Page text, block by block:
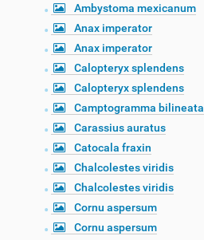
Ambystoma mexicanum
Anax imperator
Anax imperator
Calopteryx splendens
Calopteryx splendens
Camptogramma bilineata
Carassius auratus
Catocala fraxin
Chalcolestes viridis
Chalcolestes viridis
Cornu aspersum
Cornu aspersum